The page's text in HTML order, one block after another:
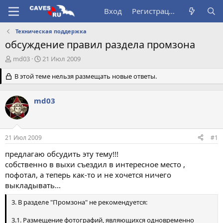
Вход Регистрация
Техническая поддержка
обсуждение правил раздела промзона
А
т
о
р
т
е
м
ы
md03
Д
т
а
а
л
21 Июл 2009
В этой теме нельзя размещать новые ответы.
md03
21 Июл 2009 #1
предлагаю обсудить эту тему!!!
собственно в выхи съездил в интересное место ,
пофотал, а теперь как-то и не хочется ничего
выкладывать...
3. В разделе "Промзона" не рекомендуется:
3.1. Размещение фотографий, являющихся одновременно